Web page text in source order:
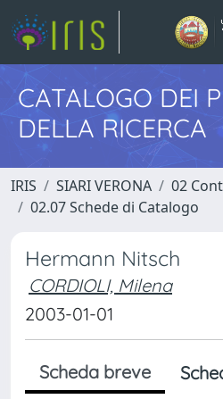
CATALOGO DEI
DELLA RICERCA
IRIS SIARI VERONA
02
02.07 Schede di Catalogo
Hermann Nitsch
CORDIOLI, Milena
2003-01-01
Scheda breve